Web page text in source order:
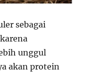
sebagai
unggul
akan protein